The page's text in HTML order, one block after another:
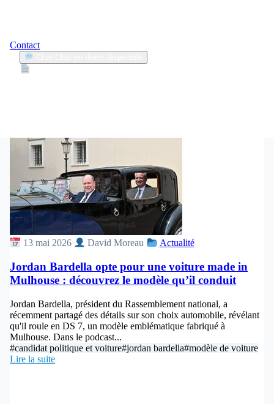
Contact
13 mai 2026 David Moreau Actualité
Jordan Bardella opte pour une voiture made in
Mulhouse : découvrez le modèle qu’il conduit
Jordan Bardella, président du Rassemblement national, a
récemment partagé des détails sur son choix automobile, révélant
qu'il roule en DS 7, un modèle emblématique fabriqué à
Mulhouse. Dans le podcast...
#candidat politique et voiture#jordan bardella#modèle de voiture
Lire la suite